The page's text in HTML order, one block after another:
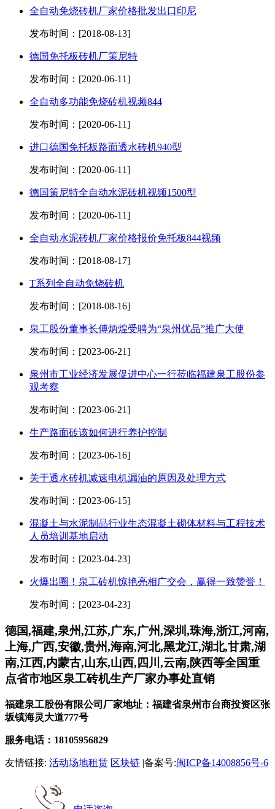
全自动免烧砖机厂家价格批发出口印尼
发布时间：[2018-08-13]
德国免托板砖机厂策尼特
发布时间：[2020-06-11]
全自动多功能免烧砖机视频844
发布时间：[2020-06-11]
进口德国免托板路面透水砖机940型
发布时间：[2020-06-11]
德国策尼特全自动水泥砖机视频1500型
发布时间：[2020-06-11]
全自动水泥砖机厂家价格报价免托板844视频
发布时间：[2018-08-17]
T系列全自动免烧砖机
发布时间：[2018-08-16]
泉工股份董事长傅炳煌受聘为“泉州优品”推广大使
发布时间：[2023-06-21]
泉州市工业经济发展促进中心一行莅临福建泉工股份参
观考察
发布时间：[2023-06-21]
生产路面砖该如何进行养护控制
发布时间：[2023-06-16]
关于透水砖机减速电机漏油的原因及处理方式
发布时间：[2023-06-15]
混凝土与水泥制品行业生态混凝土砌体材料与工程技术
人员培训基地启动
发布时间：[2023-04-23]
火爆出圈！泉工砖机惊艳亮相广交会，赢得一致赞誉！
发布时间：[2023-04-23]
德国,福建,泉州,江苏,广东,广州,深圳,珠海,浙江,河南,
上海,广西,安徽,贵州,海南,河北,黑龙江,湖北,甘肃,湖
南,江西,内蒙古,山东,山西,四川,云南,陕西等全国重
点省市地区泉工砖机生产厂家办事处直销
福建泉工股份有限公司厂家地址：福建省泉州市台商投资区张
坂镇海灵大道777号
服务电话：18105956829
友情链接: 活动场地租赁 区块链 |备案号:闽ICP备14008856号-6